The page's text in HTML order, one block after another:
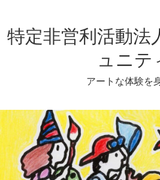
content
特定非営利活動法
ュニテ
アートな体験を